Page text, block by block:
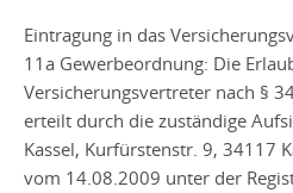
Eintragung in das
11a Gewerbeordnung: Die
Versicherungsvertreter nach §
erteilt durch die zuständige
Kassel, Kurfürstenstr. 9, 34117
vom 14.08.2009 unter der